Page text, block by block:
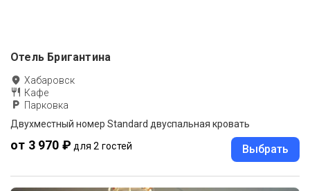
Отель Бригантина
Хабаровск
Кафе
Парковка
Двухместный номер Standard двуспальная кровать
от 3 970 ₽ для 2 гостей Выбрать